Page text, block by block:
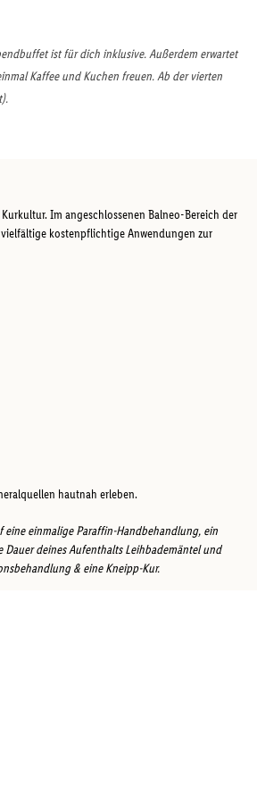
ist für dich inklusive. Außerdem erwartet
Kaffee und Kuchen freuen. Ab der vierten
Im angeschlossenen Balneo-Bereich der
kostenpflichtige Anwendungen zur
hautnah erleben.
einmalige Paraffin-Handbehandlung, ein
Dauer deines Aufenthalts Leihbademäntel und
& eine Kneipp-Kur.